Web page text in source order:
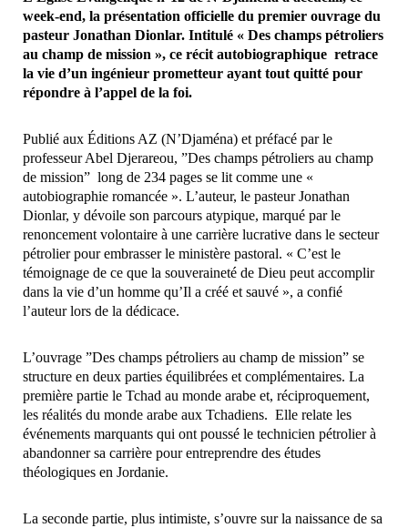
week-end, la présentation officielle du premier ouvrage du
pasteur Jonathan Dionlar. Intitulé « Des champs pétroliers
au champ de mission », ce récit autobiographique retrace
la vie d’un ingénieur prometteur ayant tout quitté pour
répondre à l’appel de la foi.
Publié aux Éditions AZ (N’Djaména) et préfacé par le
professeur Abel Djerareou, ”Des champs pétroliers au champ
de mission” long de 234 pages se lit comme une «
autobiographie romancée ». L’auteur, le pasteur Jonathan
Dionlar, y dévoile son parcours atypique, marqué par le
renoncement volontaire à une carrière lucrative dans le secteur
pétrolier pour embrasser le ministère pastoral. « C’est le
témoignage de ce que la souveraineté de Dieu peut accomplir
dans la vie d’un homme qu’Il a créé et sauvé », a confié
l’auteur lors de la dédicace.
L’ouvrage ”Des champs pétroliers au champ de mission” se
structure en deux parties équilibrées et complémentaires. La
première partie le Tchad au monde arabe et, réciproquement,
les réalités du monde arabe aux Tchadiens. Elle relate les
événements marquants qui ont poussé le technicien pétrolier à
abandonner sa carrière pour entreprendre des études
théologiques en Jordanie.
La seconde partie, plus intimiste, s’ouvre sur la naissance de sa